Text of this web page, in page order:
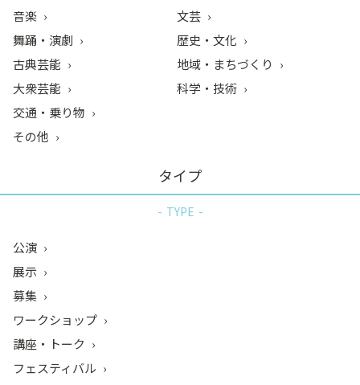
音楽
舞踊・演劇
古典芸能
大衆芸能
文芸
歴史・文化
地域・まちづくり
科学・技術
交通・乗り物
その他
タイプ
TYPE
公演
展示
募集
ワークショップ
講座・トーク
フェスティバル